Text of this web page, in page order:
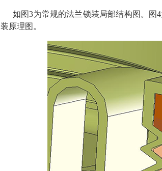
如图3为常规的法兰锁装局部结构图。图
装原理图。